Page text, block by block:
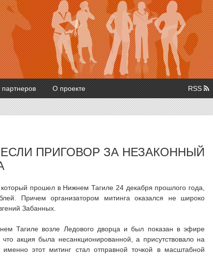
партнеров О проекте RSS
ПРИГОВОР ЗА НЕЗАКОННЫЙ
прошел в Нижнем Тагиле 24 декабря прошлого года,
Причем организатором митинга оказался не широко
Забанных.
Тагиле возле Ледового дворца и был показан в эфире
акция была несанкционированной, а присутствовало на
этот митинг стал отправной точкой в масштабной